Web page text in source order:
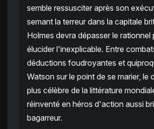
semble ressusciter après son
semant la terreur dans la capitale
Holmes devra dépasser le rationnel
élucider l'inexplicable. Entre
déductions foudroyantes et
Watson sur le point de se marier, le
plus célèbre de la littérature
réinventé en héros d'action aussi
bagarreur.